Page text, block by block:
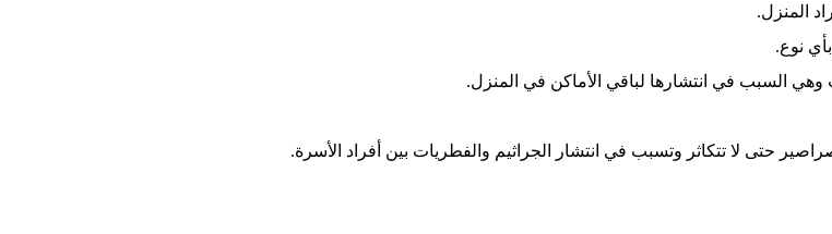
المنزل.
نوع.
وهي السبب في انتشارها لباقي الأماكن في المنزل.
حتى لا تتكاثر وتسبب في انتشار الجراثيم والفطريات بين أفراد الأسرة.